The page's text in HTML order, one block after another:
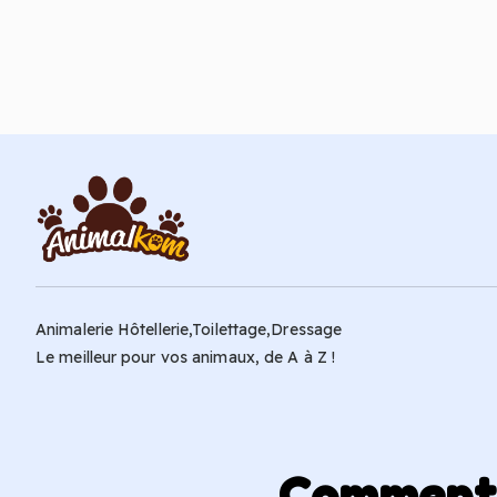
Animalerie Hôtellerie,Toilettage,Dressage
Le meilleur pour vos animaux, de A à Z !